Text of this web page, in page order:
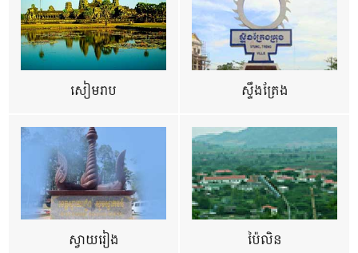
សៀមរាប ស្ទឹងត្រែង
ស្វាយរៀង ប៉ៃលិន